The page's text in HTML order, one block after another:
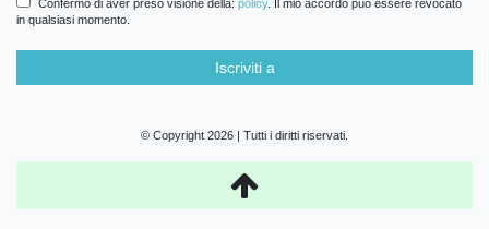
Confermo di aver preso visione della: policy. Il mio accordo può essere revocato
in qualsiasi momento.
Iscriviti a
© Copyright 2026 | Tutti i diritti riservati.